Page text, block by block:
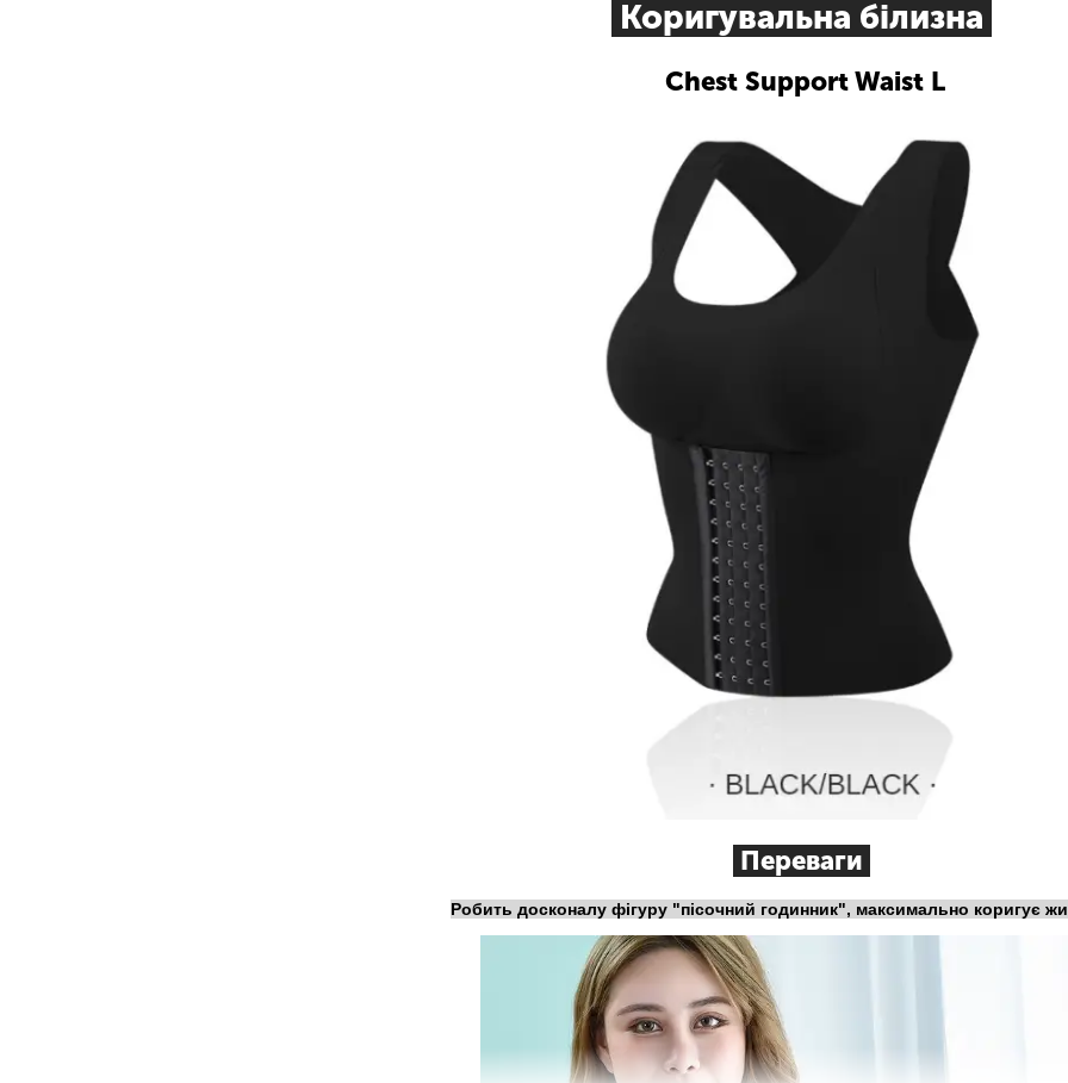
Коригувальна білизна
Chest Support Waist L
Переваги
Робить досконалу фігуру "пісочний годинник", максимально коригує